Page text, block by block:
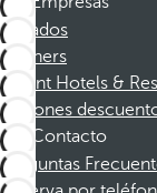
Afiliados
Partners
Dorint Hotels &
Cupones
Contacto
Preguntas